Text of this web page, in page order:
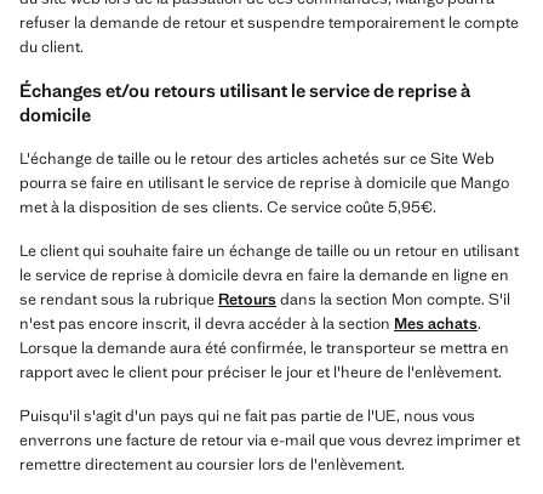
refuser la demande de retour et suspendre temporairement le compte
du client.
Échanges et/ou retours utilisant le service de reprise à
domicile
L'échange de taille ou le retour des articles achetés sur ce Site Web
pourra se faire en utilisant le service de reprise à domicile que Mango
met à la disposition de ses clients. Ce service coûte 5,95€.
Le client qui souhaite faire un échange de taille ou un retour en utilisant
le service de reprise à domicile devra en faire la demande en ligne en
se rendant sous la rubrique Retoursdans la section Mon compte. S'il
n'est pas encore inscrit, il devra accéder à la section Mes achats.
Lorsque la demande aura été confirmée, le transporteur se mettra en
rapport avec le client pour préciser le jour et l'heure de l'enlèvement.
Puisqu'il s'agit d'un pays qui ne fait pas partie de l'UE, nous vous
enverrons une facture de retour via e-mail que vous devrez imprimer et
remettre directement au coursier lors de l'enlèvement.